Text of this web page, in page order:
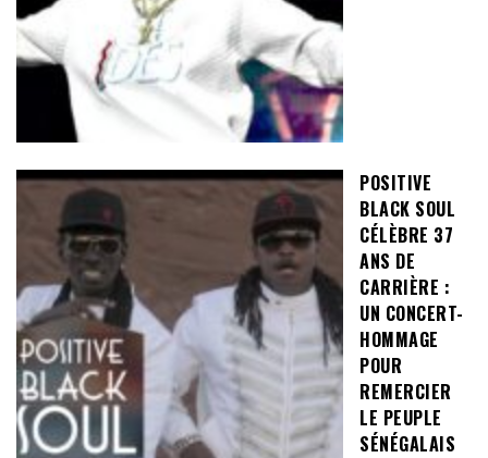
POSITIVE
BLACK SOUL
CÉLÈBRE 37
ANS DE
CARRIÈRE :
UN CONCERT-
HOMMAGE
POUR
REMERCIER
LE PEUPLE
SÉNÉGALAIS